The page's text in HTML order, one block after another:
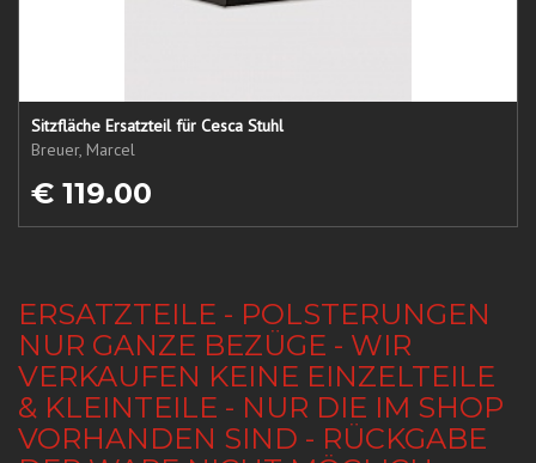
Sitzfläche Ersatzteil für Cesca Stuhl
Breuer, Marcel
€ 119.00
ERSATZTEILE - POLSTERUNGEN
NUR GANZE BEZÜGE - WIR
VERKAUFEN KEINE EINZELTEILE
& KLEINTEILE - NUR DIE IM SHOP
VORHANDEN SIND - RÜCKGABE